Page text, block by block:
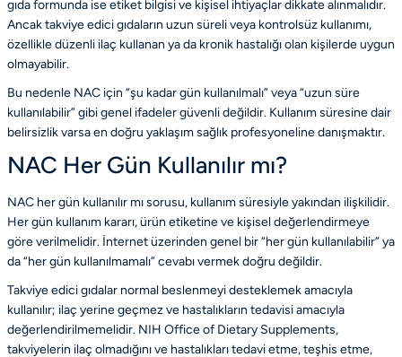
gıda formunda ise etiket bilgisi ve kişisel ihtiyaçlar dikkate alınmalıdır.
Ancak takviye edici gıdaların uzun süreli veya kontrolsüz kullanımı,
özellikle düzenli ilaç kullanan ya da kronik hastalığı olan kişilerde uygun
olmayabilir.
Bu nedenle NAC için “şu kadar gün kullanılmalı” veya “uzun süre
kullanılabilir” gibi genel ifadeler güvenli değildir. Kullanım süresine dair
belirsizlik varsa en doğru yaklaşım sağlık profesyoneline danışmaktır.
NAC Her Gün Kullanılır mı?
NAC her gün kullanılır mı sorusu, kullanım süresiyle yakından ilişkilidir.
Her gün kullanım kararı, ürün etiketine ve kişisel değerlendirmeye
göre verilmelidir. İnternet üzerinden genel bir “her gün kullanılabilir” ya
da “her gün kullanılmamalı” cevabı vermek doğru değildir.
Takviye edici gıdalar normal beslenmeyi desteklemek amacıyla
kullanılır; ilaç yerine geçmez ve hastalıkların tedavisi amacıyla
değerlendirilmemelidir. NIH Office of Dietary Supplements,
takviyelerin ilaç olmadığını ve hastalıkları tedavi etme, teşhis etme,